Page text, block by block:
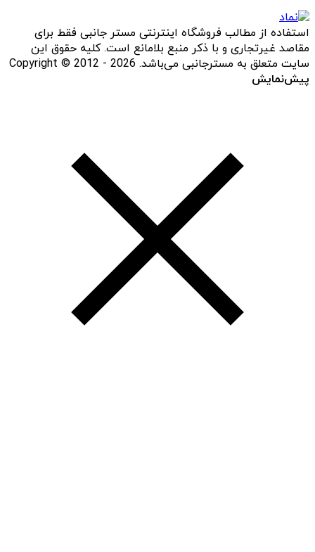
استفاده از مطالب فروشگاه اینترنتی مستر جانبی فقط برای
مقاصد غیرتجاری و با ذکر منبع بلامانع است. کلیه حقوق این
سایت متعلق به مسترجانبی می‌باشد. Copyright © 2012 - 2026
پیش‌نمایش